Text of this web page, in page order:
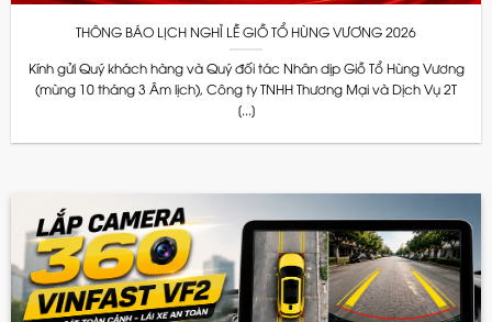
THÔNG BÁO LỊCH NGHỈ LỄ GIỖ TỔ HÙNG VƯƠNG 2026
Kính gửi Quý khách hàng và Quý đối tác Nhân dịp Giỗ Tổ Hùng Vương
(mùng 10 tháng 3 Âm lịch), Công ty TNHH Thương Mại và Dịch Vụ 2T
[...]